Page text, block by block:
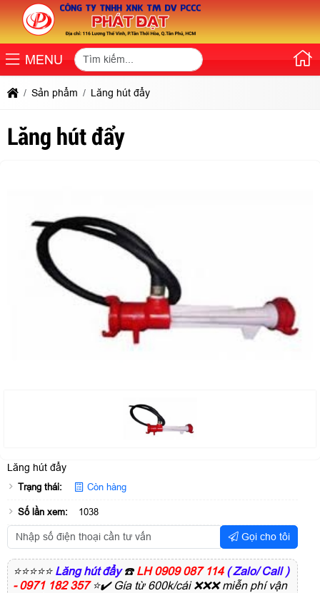
MENU
Sản phẩm Lăng hút đẩy
Lăng hút đẩy
Lăng hút đẩy
Trạng thái: Còn hàng
Số lần xem: 1038
Gọi cho tôi
⭐⭐⭐⭐⭐Lăng hút đẩy ☎️ LH 0909 087 114 ( Zalo/ Call )
- 0971 182 357⭐✔️ Gía từ 600k/cái ❌❌❌ miễn phí vận